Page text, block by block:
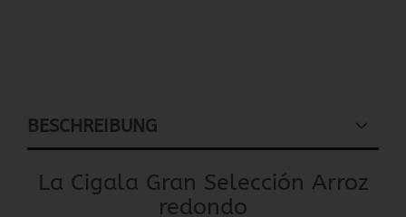
BESCHREIBUNG
La Cigala Gran Selección Arroz
redondo